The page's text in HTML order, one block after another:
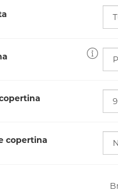
copertina